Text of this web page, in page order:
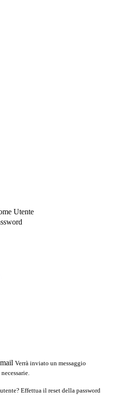
Utente
Verrà inviato un messaggio
Effettua il reset della password